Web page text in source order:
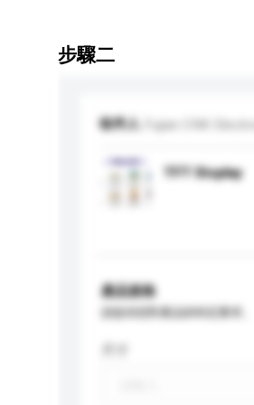
步驟二
收件人 Fujian CNK
TFT Display
產品規格